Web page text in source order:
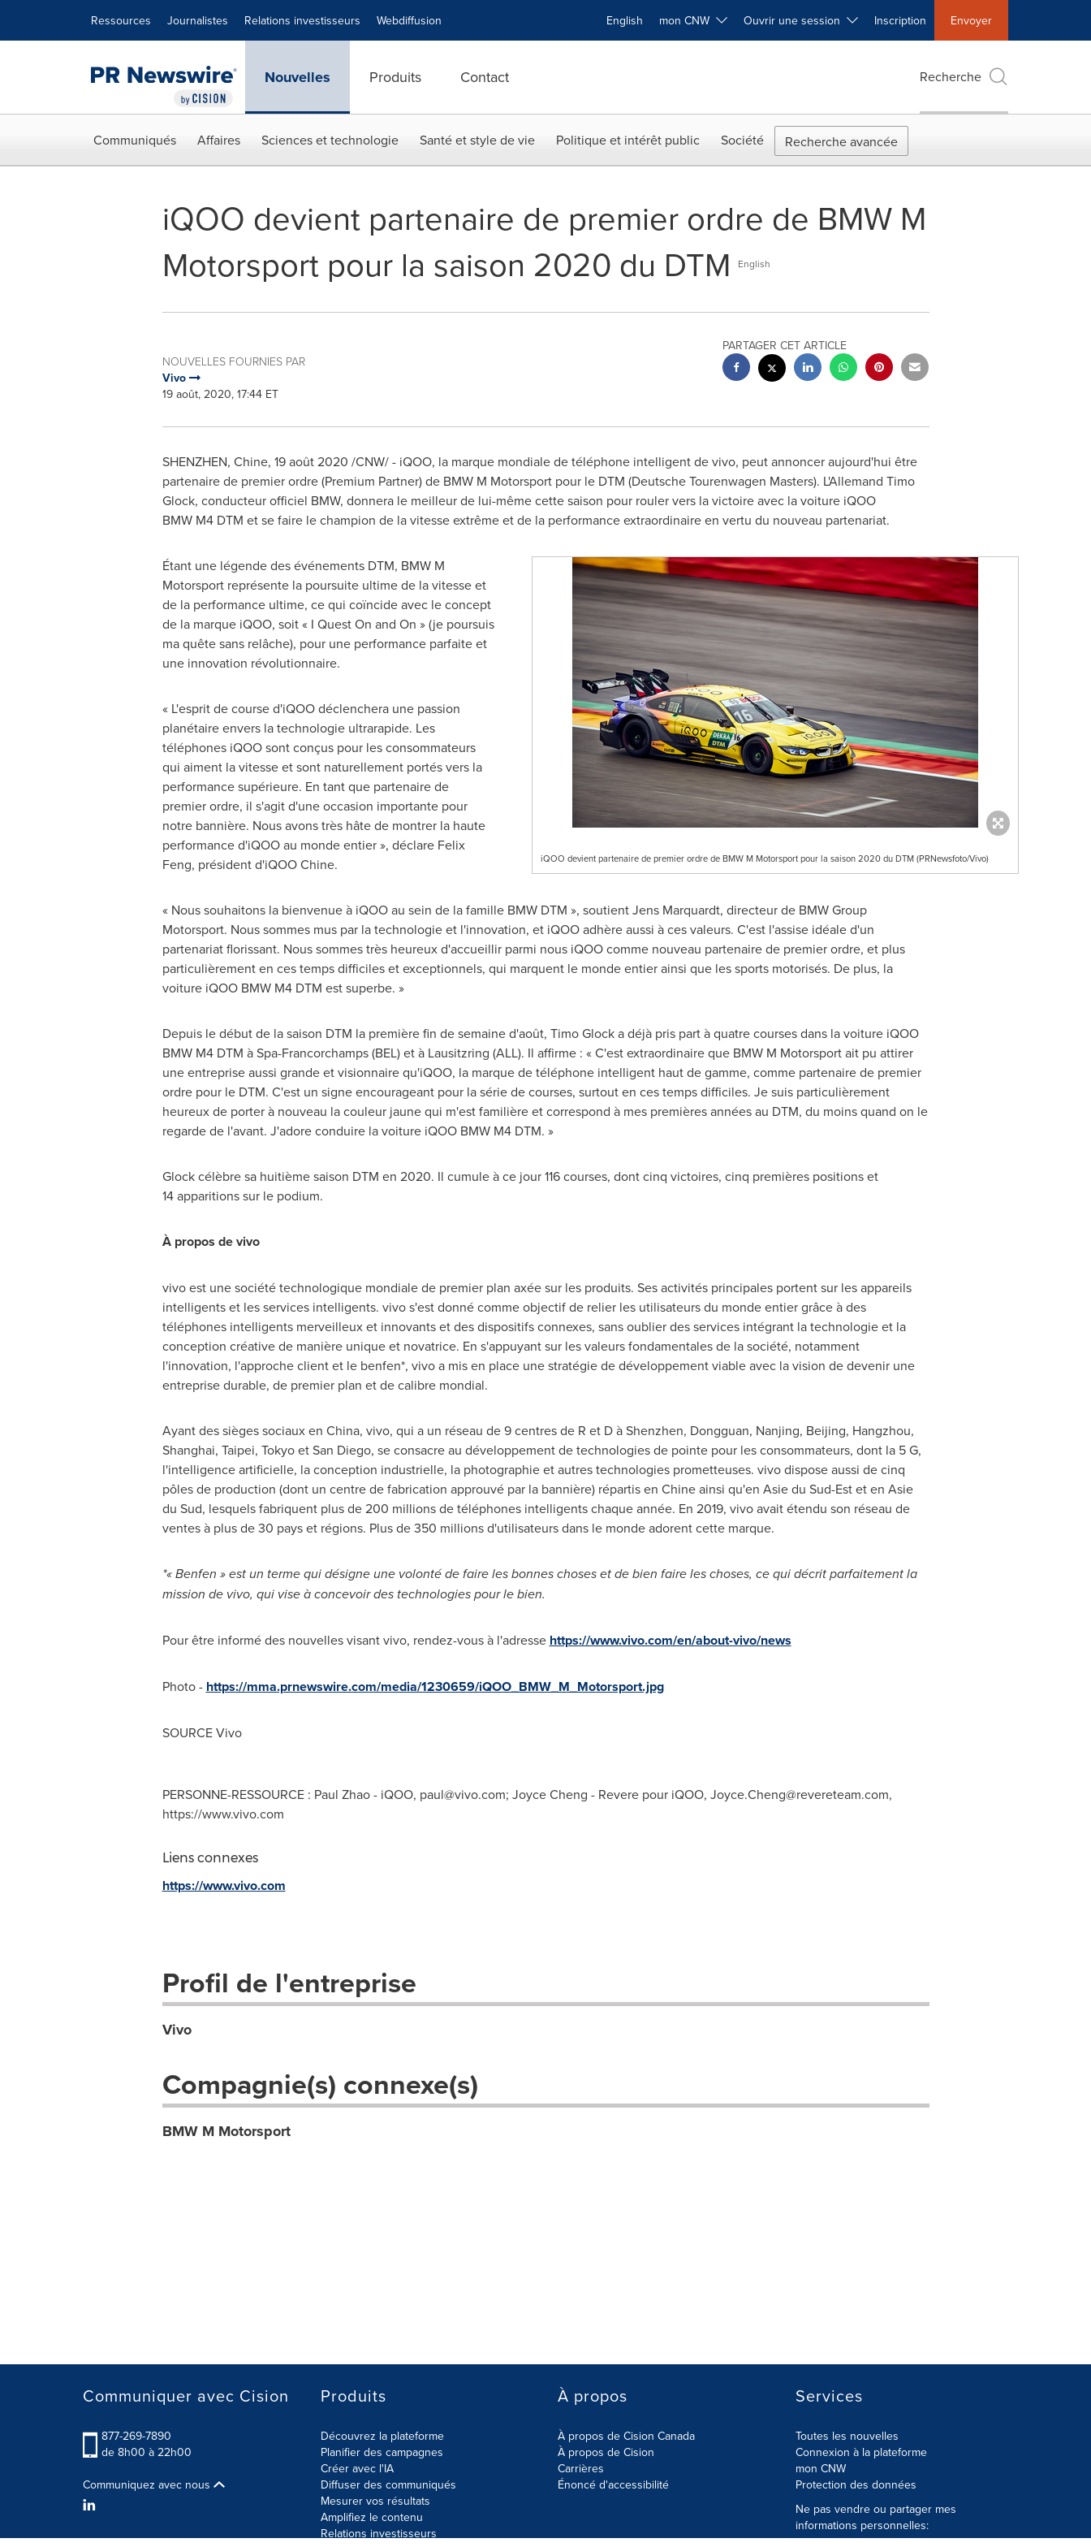
Ressources Journalistes Relations investisseurs Webdiffusion English mon CNW Ouvrir une session Inscription Envoyer
Nouvelles Produits Contact Recherche
Communiqués Affaires Sciences et technologie Santé et style de vie Politique et intérêt public Société Recherche avancée
iQOO devient partenaire de premier ordre de BMW M
Motorsport pour la saison 2020 du DTM
English
NOUVELLES FOURNIES PAR
Vivo
19 août, 2020, 17:44 ET
PARTAGER CET ARTICLE
SHENZHEN, Chine, 19 août 2020 /CNW/ - iQOO, la marque mondiale de téléphone intelligent de vivo, peut annoncer aujourd'hui être
partenaire de premier ordre (Premium Partner) de BMW M Motorsport pour le DTM (Deutsche Tourenwagen Masters). L'Allemand Timo
Glock, conducteur officiel BMW, donnera le meilleur de lui-même cette saison pour rouler vers la victoire avec la voiture iQOO
BMW M4 DTM et se faire le champion de la vitesse extrême et de la performance extraordinaire en vertu du nouveau partenariat.
iQOO devient partenaire de premier ordre de BMW M Motorsport pour la saison 2020 du DTM (PRNewsfoto/Vivo)
Étant une légende des événements DTM, BMW M
Motorsport représente la poursuite ultime de la vitesse et
de la performance ultime, ce qui coïncide avec le concept
de la marque iQOO, soit « I Quest On and On » (je poursuis
ma quête sans relâche), pour une performance parfaite et
une innovation révolutionnaire.
« L'esprit de course d'iQOO déclenchera une passion
planétaire envers la technologie ultrarapide. Les
téléphones iQOO sont conçus pour les consommateurs
qui aiment la vitesse et sont naturellement portés vers la
performance supérieure. En tant que partenaire de
premier ordre, il s'agit d'une occasion importante pour
notre bannière. Nous avons très hâte de montrer la haute
performance d'iQOO au monde entier », déclare Felix
Feng, président d'iQOO Chine.
« Nous souhaitons la bienvenue à iQOO au sein de la famille BMW DTM », soutientJens Marquardt, directeur de BMW Group
Motorsport. Nous sommes mus par la technologie et l'innovation, et iQOO adhère aussi à ces valeurs. C'est l'assise idéale d'un
partenariat florissant. Nous sommes très heureux d'accueillir parmi nous iQOO comme nouveau partenaire de premier ordre, et plus
particulièrement en ces temps difficiles et exceptionnels, qui marquent le monde entier ainsi que les sports motorisés. De plus, la
voiture iQOO BMW M4 DTM est superbe. »
Depuis le début de la saison DTM la première fin de semaine d'août, Timo Glocka déjà pris part à quatre courses dans la voiture iQOO
BMW M4 DTM à Spa-Francorchamps (BEL) et à Lausitzring (ALL). Il affirme : « C'est extraordinaire que BMW M Motorsport ait pu attirer
une entreprise aussi grande et visionnaire qu'iQOO, la marque de téléphone intelligent haut de gamme, comme partenaire de premier
ordre pour le DTM. C'est un signe encourageant pour la série de courses, surtout en ces temps difficiles. Je suis particulièrement
heureux de porter à nouveau la couleur jaune qui m'est familière et correspond à mes premières années au DTM, du moins quand on le
regarde de l'avant. J'adore conduire la voiture iQOO BMW M4 DTM. »
Glock célèbre sa huitième saison DTM en 2020. Il cumule à ce jour 116 courses, dont cinq victoires, cinq premières positions et
14 apparitions sur le podium.
À propos de vivo
vivo est une société technologique mondiale de premier plan axée sur les produits. Ses activités principales portent sur les appareils
intelligents et les services intelligents. vivo s'est donné comme objectif de relier les utilisateurs du monde entier grâce à des
téléphones intelligents merveilleux et innovants et des dispositifs connexes, sans oublier des services intégrant la technologie et la
conception créative de manière unique et novatrice. En s'appuyant sur les valeurs fondamentales de la société, notamment
l'innovation, l'approche client et le benfen*, vivo a mis en place une stratégie de développement viable avec la vision de devenir une
entreprise durable, de premier plan et de calibre mondial.
Ayant des sièges sociaux en China, vivo, qui a un réseau de 9 centres de R et D àShenzhen, Dongguan, Nanjing, Beijing, Hangzhou,
Shanghai, Taipei, TokyoetSan Diego, se consacre au développement de technologies de pointe pour les consommateurs, dont la 5 G,
l'intelligence artificielle, la conception industrielle, la photographie et autres technologies prometteuses. vivo dispose aussi de cinq
pôles de production (dont un centre de fabrication approuvé par la bannière) répartis en Chine ainsi qu'en Asie du Sud-Est et en Asie
du Sud, lesquels fabriquent plus de 200 millions de téléphones intelligents chaque année. En 2019, vivo avait étendu son réseau de
ventes à plus de 30 pays et régions. Plus de 350 millions d'utilisateurs dans le monde adorent cette marque.
*« Benfen » est un terme qui désigne une volonté de faire les bonnes choses et de bien faire les choses, ce qui décrit parfaitement la
mission de vivo, qui vise à concevoir des technologies pour le bien.
Pour être informé des nouvelles visant vivo, rendez-vous à l'adresse https://www.vivo.com/en/about-vivo/news
Photo - https://mma.prnewswire.com/media/1230659/iQOO_BMW_M_Motorsport.jpg
SOURCE Vivo
PERSONNE-RESSOURCE : Paul Zhao - iQOO, paul@vivo.com; Joyce Cheng - Revere pour iQOO, Joyce.Cheng@revereteam.com,
https://www.vivo.com
Liens connexes
https://www.vivo.com
Profil de l'entreprise
Vivo
Compagnie(s) connexe(s)
BMW M Motorsport
Communiquer avec Cision
877-269-7890
de 8h00 à 22h00
Communiquez avec nous
Produits
Découvrez la plateforme
Planifier des campagnes
Créer avec l'IA
Diffuser des communiqués
Mesurer vos résultats
Amplifiez le contenu
Relations investisseurs
À propos
À propos de Cision Canada
À propos de Cision
Carrières
Énoncé d'accessibilité
Services
Toutes les nouvelles
Connexion à la plateforme
mon CNW
Protection des données
Ne pas vendre ou partager mes
informations personnelles: